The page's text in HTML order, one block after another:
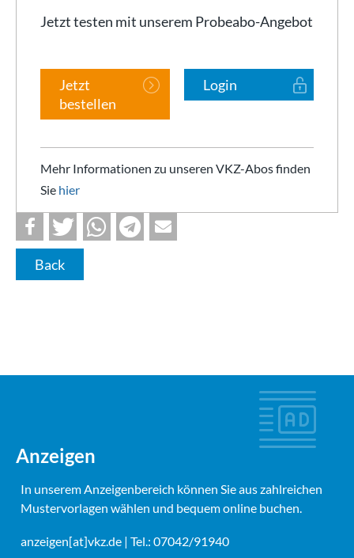
Jetzt testen mit unserem Probeabo-Angebot
Jetzt
bestellen
Login
Mehr Informationen zu unseren VKZ-Abos finden
Sie hier
Back
Anzeigen
In unserem Anzeigenbereich können Sie aus zahlreichen
Mustervorlagen wählen und bequem online buchen.
anzeigen[at]vkz.de | Tel.: 07042/91940